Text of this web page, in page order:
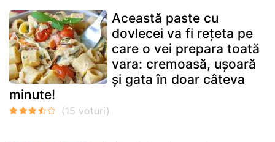
Această paste cu
dovlecei va fi rețeta pe
care o vei prepara toată
vara: cremoasă, ușoară
și gata în doar câteva
minute!